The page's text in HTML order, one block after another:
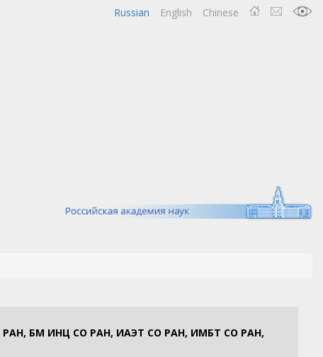
Chinese
English
Russian
БМ ИНЦ СО РАН, ИАЭТ СО РАН, ИМБТ СО РАН,